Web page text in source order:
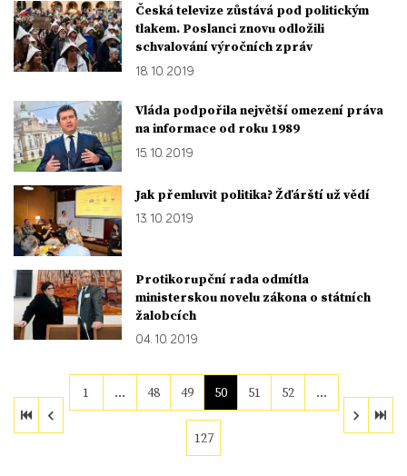
Česká televize zůstává pod politickým
tlakem. Poslanci znovu odložili
schvalování výročních zpráv
18. 10. 2019
Vláda podpořila největší omezení práva
na informace od roku 1989
15. 10. 2019
Jak přemluvit politika? Žďárští už vědí
13. 10. 2019
Protikorupční rada odmítla
ministerskou novelu zákona o státních
žalobcích
04. 10. 2019
1 … 48 49 50 51 52 …
127